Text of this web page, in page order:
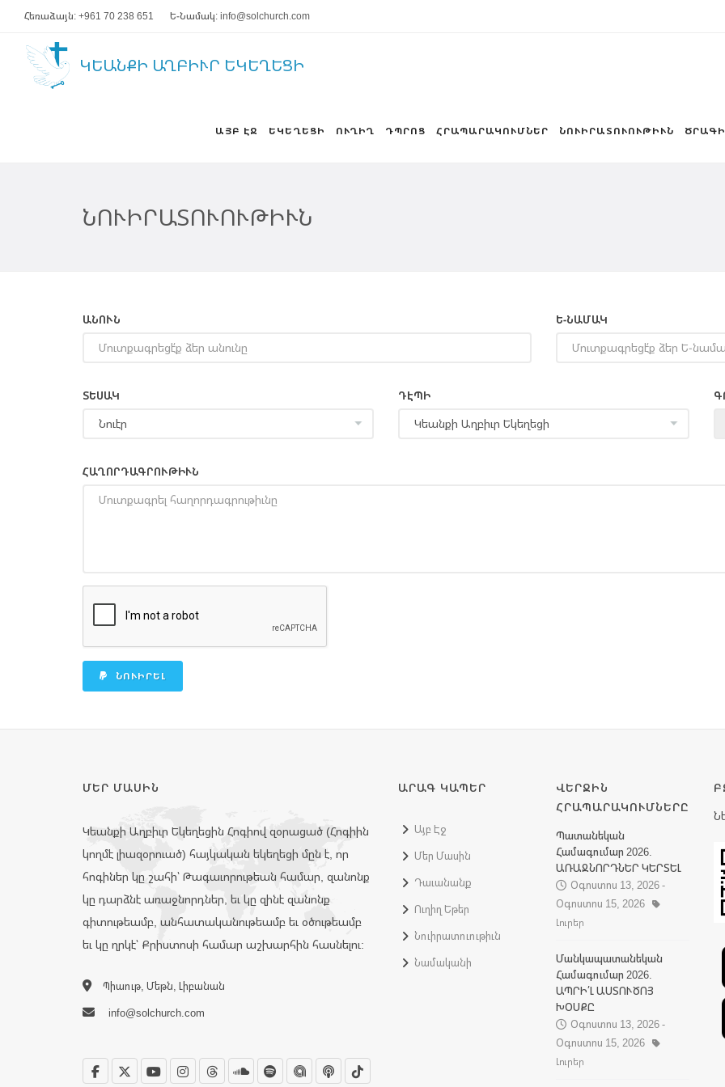
Հեռաձայն: +961 70 238 651 Ե-Նամակ: info@solchurch.com
ԿԵԱՆՔԻ ԱՂԲԻՒՐ ԵԿԵՂԵՑԻ
ԱՅԲ ԷՋ ԵԿԵՂԵՑԻ ՈՒՂԻՂ ԴՊՐՈՑ ՀՐԱՊԱՐԱԿՈՒՄՆԵՐ ՆՈՒԻՐԱՏՈՒՈՒԹԻՒՆ
ՆՈՒԻՐԱՏՈՒՈՒԹԻՒՆ
ԱՆՈՒՆ Ե-ՆԱՄԱԿ
ՏԵՍԱԿ ԴԷՊԻ
ՀԱՂՈՐԴԱԳՐՈՒԹԻՒՆ
ՆՈՒԻՐԵԼ
ՄԵՐ ՄԱՍԻՆ
Կեանքի Աղբիւր Եկեղեցին Հոգիով զօրացած (Հոգիին
կողմէ լիազօրուած) հայկական եկեղեցի մըն է, որ
հոգիներ կը շահի՝ Թագաւորութեան համար, զանոնք
կը դարձնէ առաջնորդներ, եւ կը զինէ զանոնք
գիտութեամբ, անհատականութեամբ եւ օծութեամբ
եւ կը ղրկէ՝ Քրիստոսի համար աշխարհին հասնելու:
Պիաութ, Մեթն, Լիբանան
info@solchurch.com
ԱՐԱԳ ԿԱՊԵՐ
Այբ Էջ
Մեր Մասին
Դաւանանք
Ուղիղ Եթեր
Նուիրատուութիւն
Նամականի
ՎԵՐՋԻՆ
ՀՐԱՊԱՐԱԿՈՒՄՆԵՐԸ
Պատանեկան
Համագումար 2026.
ԱՌԱՋՆՈՐԴՆԵՐ ԿԵՐՏԵԼ
Օգոստոս 13, 2026 -
Օգոստոս 15, 2026
Լուրեր
Մանկապատանեկան
Համագումար 2026.
ԱՊՐԻ՛Լ ԱՍՏՈՒԾՈՅ
ԽՕՍՔԸ
Օգոստոս 13, 2026 -
Օգոստոս 15, 2026
Լուրեր